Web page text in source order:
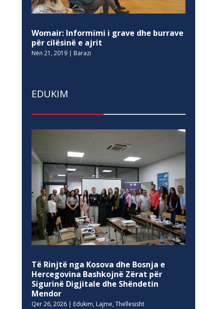
Womair: Informimi i grave dhe burrave
për cilësinë e ajrit
Nën 21, 2019| Barazi
EDUKIM
Të Rinjtë nga Kosova dhe Bosnja e
Hercegovina Bashkojnë Zërat për
Sigurinë Digjitale dhe Shëndetin
Mendor
Qer 26, 2026| Edukim, Lajme, Thellesisht